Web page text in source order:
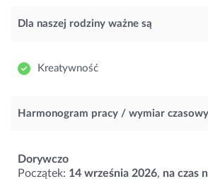
Dla naszej rodziny ważne są
Kreatywność
Harmonogram pracy / wymiar czasowy
Dorywczo
Początek: 14 września 2026, na czas